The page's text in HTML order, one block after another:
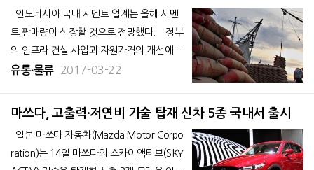
트 판매량이 신장할 것으로 전망했다. 정부
의 인프라 건설 사업과 자원가격의 개선에 따
른 경기 회복으로 시멘트 판매량도 증가할 것
스트가 보도했다. 국내 2위 독일계 시멘트
유통∙물류 2017-03-22
마쓰다, 고출력·저연비 기술 탑재 신차 5종 국내서 출시
ration)는 14일 마쓰다의 스카이액티브(SKY